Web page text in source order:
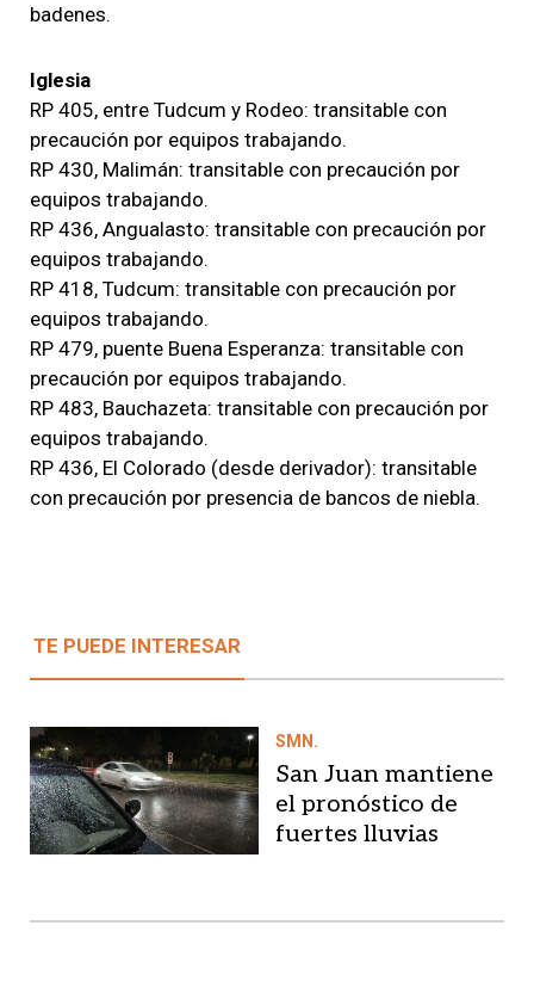
badenes.
Iglesia
RP 405, entre Tudcum y Rodeo: transitable con
precaución por equipos trabajando.
RP 430, Malimán: transitable con precaución por
equipos trabajando.
RP 436, Angualasto: transitable con precaución por
equipos trabajando.
RP 418, Tudcum: transitable con precaución por
equipos trabajando.
RP 479, puente Buena Esperanza: transitable con
precaución por equipos trabajando.
RP 483, Bauchazeta: transitable con precaución por
equipos trabajando.
RP 436, El Colorado (desde derivador): transitable
con precaución por presencia de bancos de niebla.
TE PUEDE INTERESAR
SMN.
San Juan mantiene
el pronóstico de
fuertes lluvias